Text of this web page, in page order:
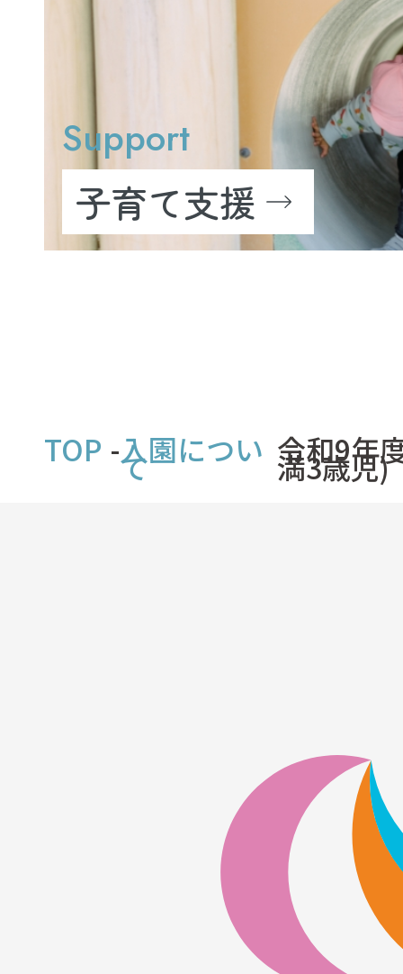
Support
子育て支援
TOP 入園につい
て 令和9年
満3歳児)